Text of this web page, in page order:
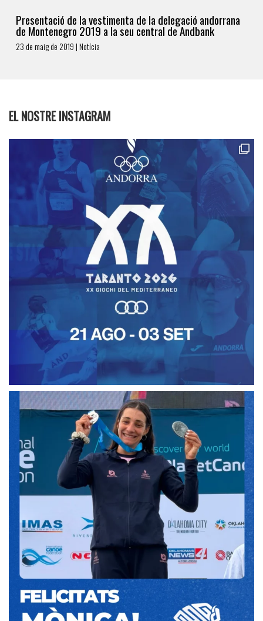
Presentació de la vestimenta de la delegació andorrana
de Montenegro 2019 a la seu central de Andbank
23 de maig de 2019 | Notícia
EL NOSTRE INSTAGRAM